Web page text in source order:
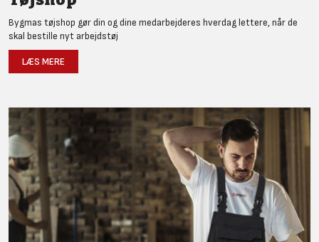
Bygmas tøjshop gør din og dine medarbejderes hverdag lettere, når de
skal bestille nyt arbejdstøj
LÆS MERE